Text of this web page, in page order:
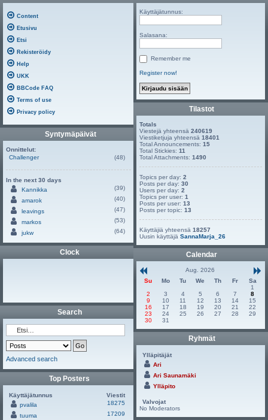
Content
Etusivu
Etsi
Rekisteröidy
Help
UKK
BBCode FAQ
Terms of use
Privacy policy
Syntymäpäivät
Onnittelut:
Challenger
(48)
In the next 30 days
Kannikka
(39)
amarok
(40)
leavings
(47)
markos
(53)
jukw
(64)
Clock
Search
Advanced search
Top Posters
Käyttäjätunnus
Viestit
pvalila
18275
tuuma
17209
Käyttäjätunnus:
Salasana:
Remember me
Register now!
Tilastot
Totals
Viestejä yhteensä240619
Viestiketjuja yhteensä18401
Total Announcements:15
Total Stickies:11
Total Attachments:1490
Topics per day:2
Posts per day:30
Users per day:2
Topics per user:1
Posts per user:13
Posts per topic:13
Käyttäjiä yhteensä18257
Uusin käyttäjäSannaMarja_26
Calendar
Aug. 2026
Su
Mo Tu We Th Fr
Sa
1
2
3 4 5 6 7
8
9
10 11 12 13 14
15
16
17 18 19 20 21
22
23
24 25 26 27 28
29
30
31
Ryhmät
Ylläpitäjät
Ari
Ari Saunamäki
Ylläpito
Valvojat
No Moderators